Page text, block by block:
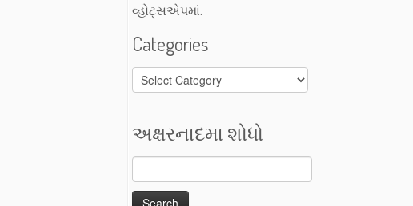
વ્હોટ્સએપમાં.
Categories
Categories
અક્ષરનાદમા શોધો